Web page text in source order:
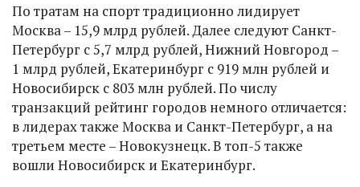
По тратам на спорт традиционно лидирует
Москва – 15,9 млрд рублей. Далее следуют Санкт-
Петербург с 5,7 млрд рублей, Нижний Новгород –
1 млрд рублей, Екатеринбург с 919 млн рублей и
Новосибирск с 803 млн рублей. По числу
транзакций рейтинг городов немного отличается:
в лидерах также Москва и Санкт-Петербург, а на
третьем месте – Новокузнецк. В топ-5 также
вошли Новосибирск и Екатеринбург.